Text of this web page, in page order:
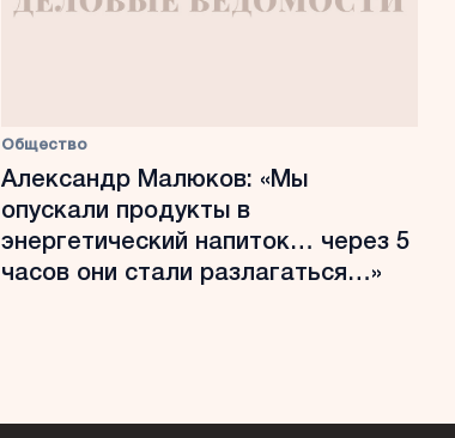
Общество
Александр Малюков: «Мы
опускали продукты в
энергетический напиток… через 5
часов они стали разлагаться…»